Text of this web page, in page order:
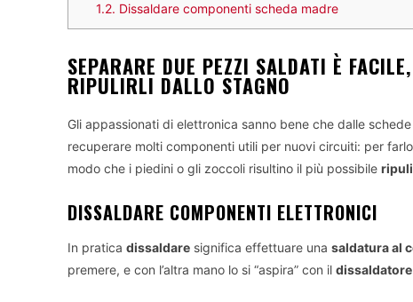
1.2. Dissaldare componenti scheda madre
SEPARARE DUE PEZZI SALDATI È
RIPULIRLI DALLO STAGNO
Gli appassionati di elettronica sanno bene che dalle
recuperare molti componenti utili per nuovi circuiti: per
modo che i piedini o gli zoccoli risultino il più possibile
DISSALDARE COMPONENTI ELETTRONICI
In pratica dissaldare significa effettuare una saldatura al
premere, e con l’altra mano lo si “aspira” con il dissaldatore